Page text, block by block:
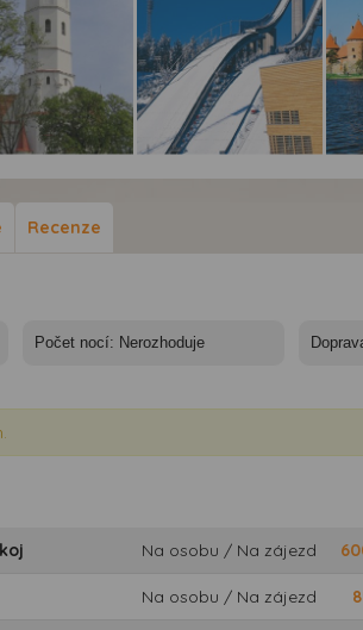
Recenze
Na osobu / Na zájezd
Na osobu / Na zájezd